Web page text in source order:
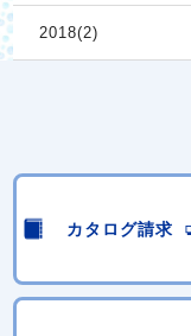
2018(2)
カタログ請求